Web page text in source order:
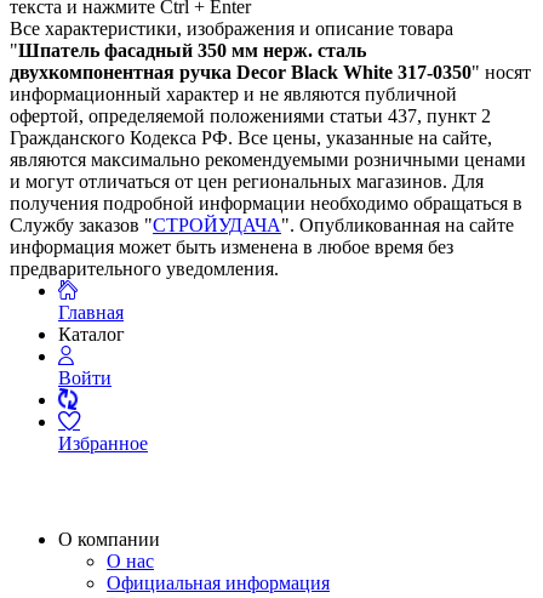
текста и нажмите Ctrl + Enter
Все характеристики, изображения и описание товара
"Шпатель фасадный 350 мм нерж. сталь
двухкомпонентная ручка Decor Black White 317-0350" носят
информационный характер и не являются публичной
офертой, определяемой положениями статьи 437, пункт 2
Гражданского Кодекса РФ. Все цены, указанные на сайте,
являются максимально рекомендуемыми розничными ценами
и могут отличаться от цен региональных магазинов. Для
получения подробной информации необходимо обращаться в
Службу заказов "СТРОЙУДАЧА". Опубликованная на сайте
информация может быть изменена в любое время без
предварительного уведомления.
Главная
Каталог
Войти
Избранное
О компании
О нас
Официальная информация